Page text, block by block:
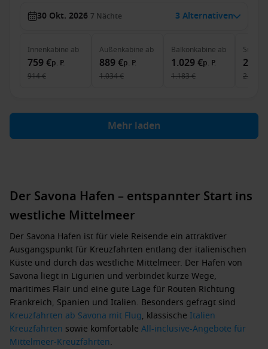
30 Okt. 2026 7 Nächte 3 Alternativen
Innenkabine ab
759 €p. P.
914 €
Außenkabine ab
889 €p. P.
1.034 €
Balkonkabine ab
1.029 €p. P.
1.183 €
Suite
2.361 €
Mehr laden
Der Savona Hafen – entspannter Start ins
westliche Mittelmeer
Der Savona Hafen ist für viele Reisende ein attraktiver
Ausgangspunkt für Kreuzfahrten entlang der italienischen
Küste und durch das westliche Mittelmeer. Der Hafen von
Savona liegt in Ligurien und verbindet kurze Wege,
maritimes Flair und eine gute Lage für Routen Richtung
Frankreich, Spanien und Italien. Besonders gefragt sind
Kreuzfahrten ab Savona mit Flug, klassische Italien
Kreuzfahrten sowie komfortable All-inclusive-Angebote für
Mittelmeer-Kreuzfahrten.